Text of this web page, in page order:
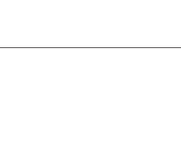
律運用到具體情境中，